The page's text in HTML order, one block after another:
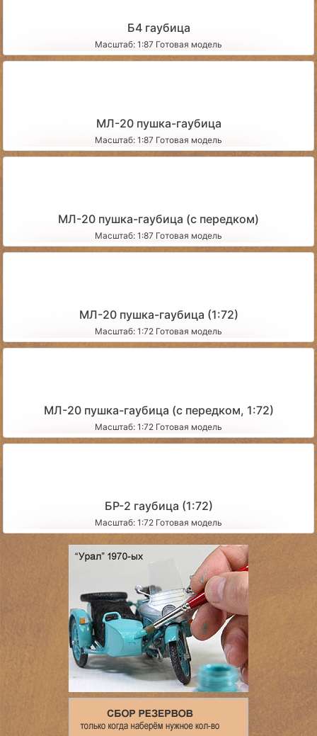
Б4 гаубица
Масштаб: 1:87 Готовая модель
МЛ-20 пушка-гаубица
Масштаб: 1:87 Готовая модель
МЛ-20 пушка-гаубица (с передком)
Масштаб: 1:87 Готовая модель
МЛ-20 пушка-гаубица (1:72)
Масштаб: 1:72 Готовая модель
МЛ-20 пушка-гаубица (с передком, 1:72)
Масштаб: 1:72 Готовая модель
БР-2 гаубица (1:72)
Масштаб: 1:72 Готовая модель